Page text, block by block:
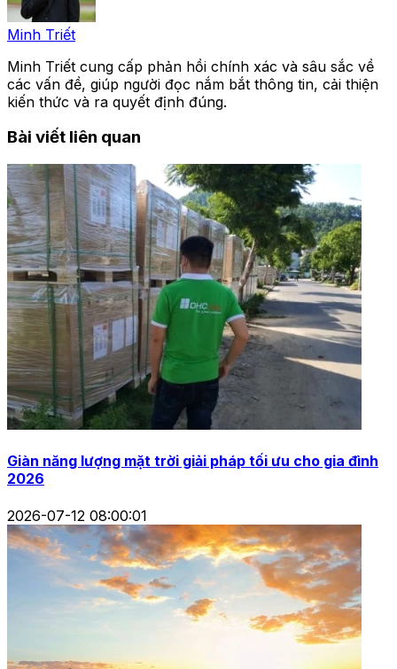
Minh Triết
Minh Triết cung cấp phản hồi chính xác và sâu sắc về
các vấn đề, giúp người đọc nắm bắt thông tin, cải thiện
kiến thức và ra quyết định đúng.
Bài viết liên quan
Giàn năng lượng mặt trời giải pháp tối ưu cho gia đình
2026
2026-07-12 08:00:01